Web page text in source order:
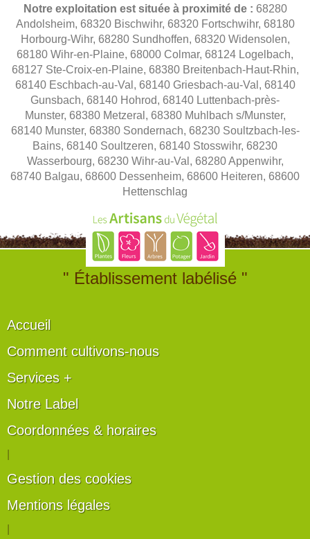
Notre exploitation est située à proximité de : 68280
Andolsheim, 68320 Bischwihr, 68320 Fortschwihr, 68180
Horbourg-Wihr, 68280 Sundhoffen, 68320 Widensolen,
68180 Wihr-en-Plaine, 68000 Colmar, 68124 Logelbach,
68127 Ste-Croix-en-Plaine, 68380 Breitenbach-Haut-Rhin,
68140 Eschbach-au-Val, 68140 Griesbach-au-Val, 68140
Gunsbach, 68140 Hohrod, 68140 Luttenbach-près-
Munster, 68380 Metzeral, 68380 Muhlbach s/Munster,
68140 Munster, 68380 Sondernach, 68230 Soultzbach-les-
Bains, 68140 Soultzeren, 68140 Stosswihr, 68230
Wasserbourg, 68230 Wihr-au-Val, 68280 Appenwihr,
68740 Balgau, 68600 Dessenheim, 68600 Heiteren, 68600
Hettenschlag
" Établissement labélisé "
Accueil
Comment cultivons-nous
Services +
Notre Label
Coordonnées & horaires
Gestion des cookies
Mentions légales